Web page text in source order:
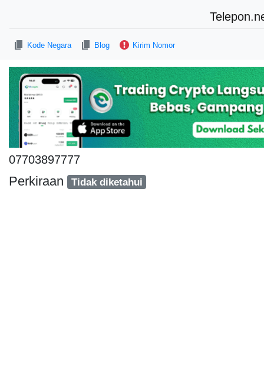
Kode Negara Blog Kirim Nomor
07703897777
Perkiraan Tidak diketahui